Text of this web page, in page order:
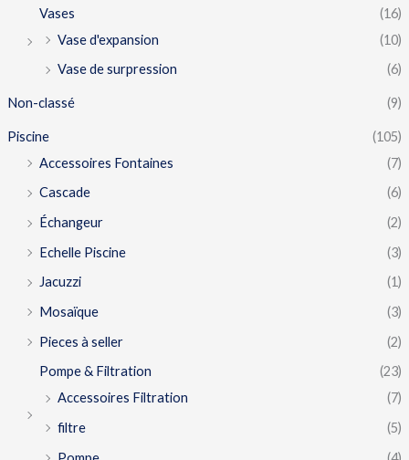
Vases
(16)
Vase d'expansion
(10)
Vase de surpression
(6)
Non-classé (9)
Piscine
(105)
Accessoires Fontaines
(7)
Cascade
(6)
Échangeur
(2)
Echelle Piscine
(3)
Jacuzzi
(1)
Mosaïque
(3)
Pieces à seller
(2)
Pompe & Filtration
(23)
Accessoires Filtration
(7)
filtre
(5)